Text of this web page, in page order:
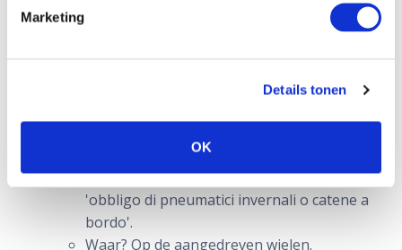
Marketing
Details tonen
OK
Wanneer? Van 15 november t/m 15 april is
te hebben. Dit wordt aangegeven met een
verkeersbord (groen of blauw) met de tekst
'obbligo di pneumatici invernali o catene a
bordo'.
Waar? Op de aangedreven wielen.